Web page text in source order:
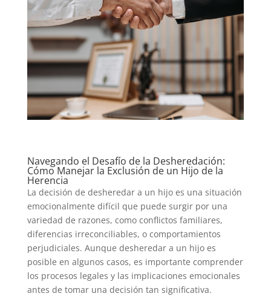
Navegando el Desafío de la Desheredación:
Cómo Manejar la Exclusión de un Hijo de la
Herencia
La decisión de desheredar a un hijo es una situación
emocionalmente difícil que puede surgir por una
variedad de razones, como conflictos familiares,
diferencias irreconciliables, o comportamientos
perjudiciales. Aunque desheredar a un hijo es
posible en algunos casos, es importante comprender
los procesos legales y las implicaciones emocionales
antes de tomar una decisión tan significativa.